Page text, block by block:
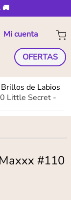
🚚
OFERTAS
Brillos de Labios
Little Secret -
#110